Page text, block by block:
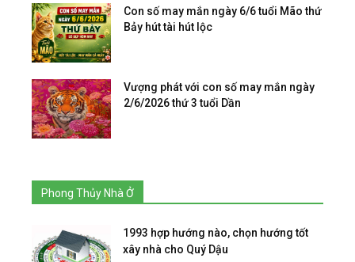
Con số may mắn ngày 6/6 tuổi Mão thứ
Bảy hút tài hút lộc
Vượng phát với con số may mắn ngày
2/6/2026 thứ 3 tuổi Dần
Phong Thủy Nhà Ở
1993 hợp hướng nào, chọn hướng tốt
xây nhà cho Quý Dậu